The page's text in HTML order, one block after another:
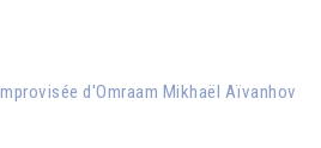
d'Omraam Mikhaël Aïvanhov